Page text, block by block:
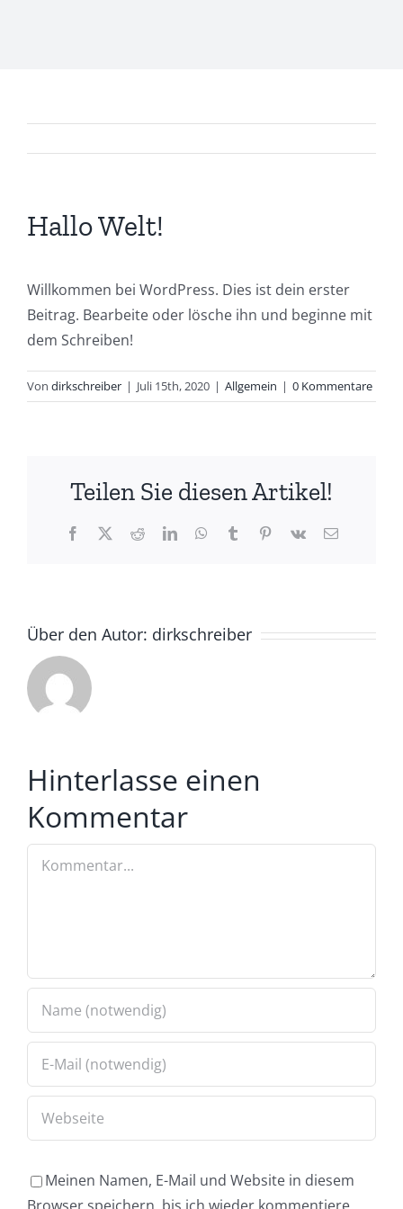
Hallo Welt!
Willkommen bei WordPress. Dies ist dein erster
Beitrag. Bearbeite oder lösche ihn und beginne mit
dem Schreiben!
Von dirkschreiber | Juli 15th, 2020 | Allgemein | 0 Kommentare
Teilen Sie diesen Artikel!
Facebook
X RedditLinkedInWhatsApp
TumblrPinterest
Vk
E-
Über den Autor: dirkschreiber
Hinterlasse einen
Kommentar
Kommentar
Meinen Namen, E-Mail und Website in diesem